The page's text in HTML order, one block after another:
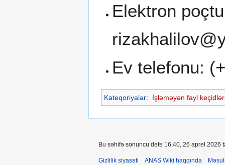
Elektron
Ev telefonu:
Kateqoriyalar: İşləməyən fayl
Bu səhifə sonuncu dəfə 16:40, 26 aprel 2026
Gizlilik siyasəti ANAS Wiki haqqında